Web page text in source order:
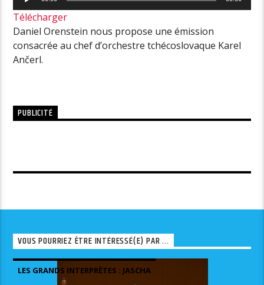
audio
Télécharger
Daniel Orenstein nous propose une émission
consacrée au chef d’orchestre tchécoslovaque Karel
Ančerl.
PUBLICITÉ
VOUS POURRIEZ ÊTRE INTÉRESSÉ(E) PAR ...
LES GRANDS INTERPRÈTES : JASCHA